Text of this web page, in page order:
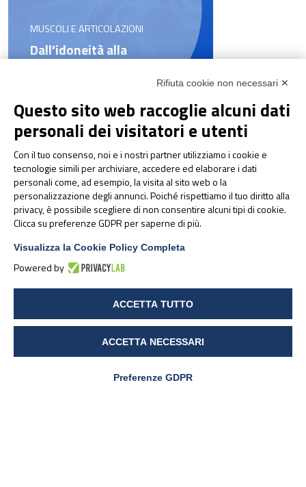
MUSCOLI E ARTICOLAZIONI
Dall’idoneità alla
performance: a Parma il
congresso sulla gestione
NEWS & EVENTI
Pharmanutra agli Stati
Generali della Nutrizione
Sportiva 2026
Rifiuta cookie non necessari ✕
Questo sito web raccoglie alcuni dati
personali dei visitatori e utenti
Con il tuo consenso, noi e i nostri partner utilizziamo i cookie e
tecnologie simili per archiviare, accedere ed elaborare i dati
personali come, ad esempio, la visita al sito web o la
personalizzazione degli annunci. Poiché rispettiamo il tuo diritto alla
privacy, è possibile scegliere di non consentire alcuni tipi di cookie.
Clicca su preferenze GDPR per saperne di più.
Visualizza la Cookie Policy Completa
Powered by
ACCETTA TUTTO
ACCETTA NECESSARI
Preferenze GDPR